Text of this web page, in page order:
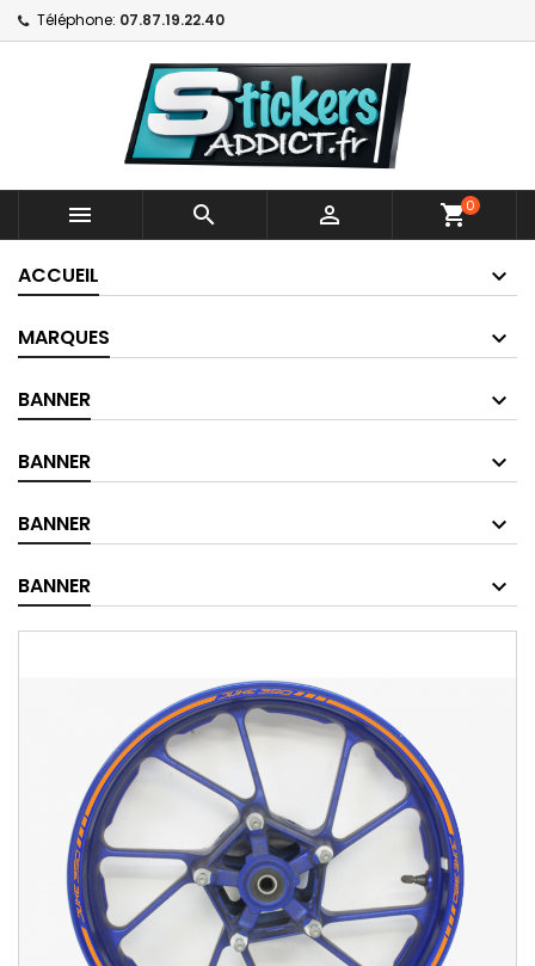
Téléphone: 07.87.19.22.40
   shopping_cart0
ACCUEIL
MARQUES
BANNER
BANNER
BANNER
BANNER